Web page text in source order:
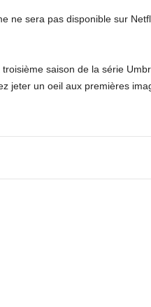
ne sera pas disponible sur
saison de la série
jeter un oeil aux premières